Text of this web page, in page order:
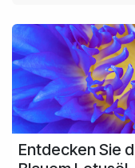
Entdecken Sie